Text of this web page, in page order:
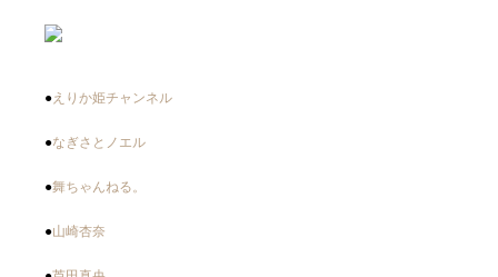
●えりか姫チャンネル
●なぎさとノエル
●舞ちゃんねる。
●山崎杏奈